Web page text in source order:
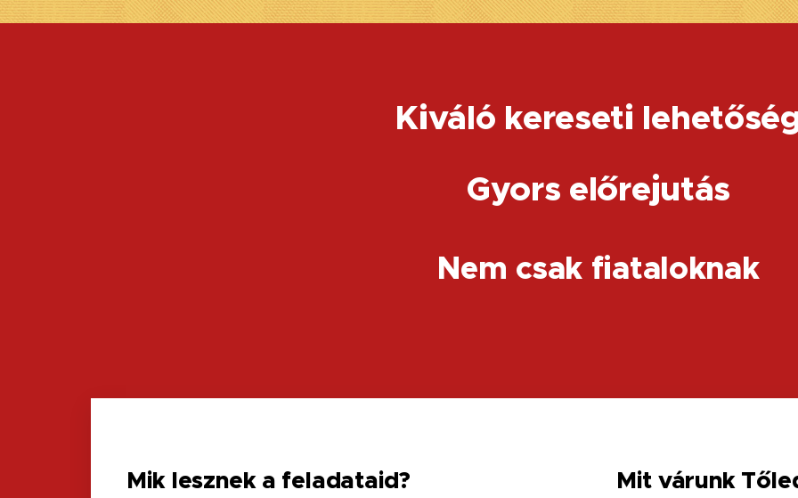
Kiváló kereseti
Gyors előrejutás
Nem csak fiataloknak
Mik lesznek a feladataid? Mit várunk